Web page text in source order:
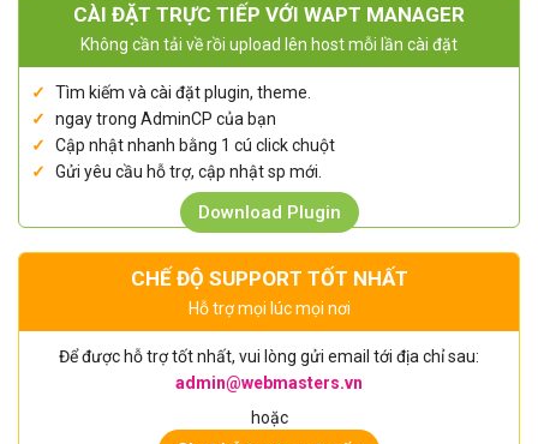
CÀI ĐẶT TRỰC TIẾP VỚI WAPT MANAGER
Không cần tải về rồi upload lên host mỗi lần cài đặt
Tìm kiếm và cài đặt plugin, theme.
ngay trong AdminCP của bạn
Cập nhật nhanh bằng 1 cú click chuột
Gửi yêu cầu hỗ trợ, cập nhật sp mới.
Download Plugin
CHẾ ĐỘ SUPPORT TỐT NHẤT
Hỗ trợ mọi lúc mọi nơi
Để được hỗ trợ tốt nhất, vui lòng gửi email tới địa chỉ sau:
admin@webmasters.vn
hoặc